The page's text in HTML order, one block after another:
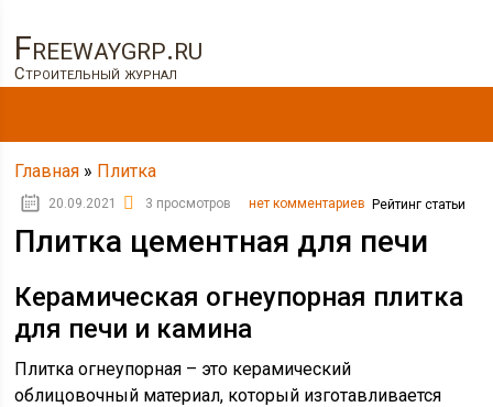
Freewaygrp.ru
Строительный журнал
Главная » Плитка
20.09.2021 3 просмотров нет комментариев Рейтинг статьи
Плитка цементная для печи
Керамическая огнеупорная плитка
для печи и камина
Плитка огнеупорная – это керамический
облицовочный материал, который изготавливается